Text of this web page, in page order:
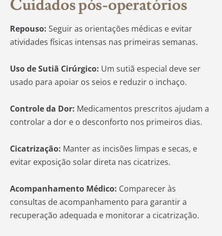
Cuidados pós-operatórios
Repouso: Seguir as orientações médicas e evitar
atividades físicas intensas nas primeiras semanas.
Uso de Sutiã Cirúrgico: Um sutiã especial deve ser
usado para apoiar os seios e reduzir o inchaço.
Controle da Dor: Medicamentos prescritos ajudam a
controlar a dor e o desconforto nos primeiros dias.
Cicatrização: Manter as incisões limpas e secas, e
evitar exposição solar direta nas cicatrizes.
Acompanhamento Médico: Comparecer às
consultas de acompanhamento para garantir a
recuperação adequada e monitorar a cicatrização.